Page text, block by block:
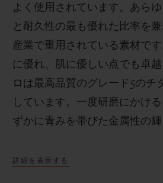
よく使用されています。あら
と耐久性の最も優れた比率を
産業で重用されている素材で
に優れ、肌に優しい点でも卓
ロは最高品質のグレード 5のチ
しています。一度研磨にかけ
ずかに青みを帯びた金属性の輝
詳細を表示する